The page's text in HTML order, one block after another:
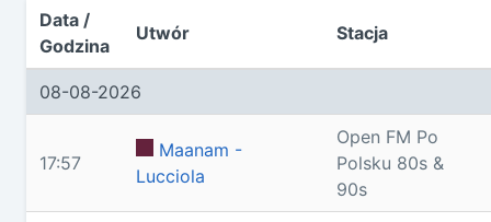
Data /
Godzina
Utwór Stacja
08-08-2026
17:57
Maanam -
Lucciola
Open FM Po
Polsku 80s &
90s